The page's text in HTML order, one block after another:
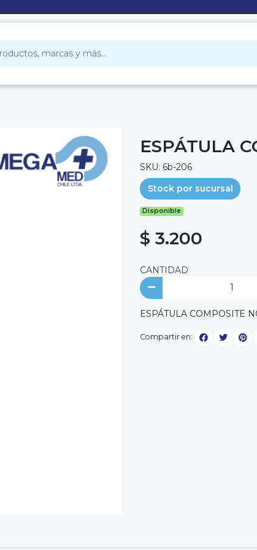
ESPÁTULA
SKU: 6b-206
Stock por sucursal
Disponible
$ 3.200
CANTIDAD
ESPÁTULA COMPOSITE
Compartir en: